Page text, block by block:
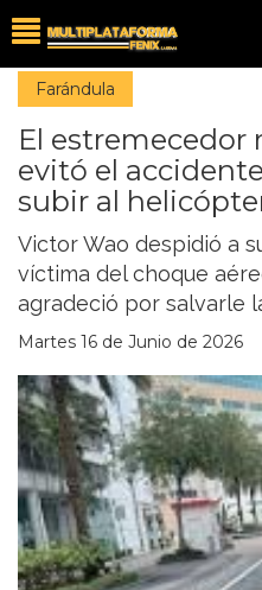
Farándula
El estremecedor
evitó el
subir al
Victor Wao despidió a
víctima del choque
agradeció por salvarle
Martes 16 de Junio de 2026